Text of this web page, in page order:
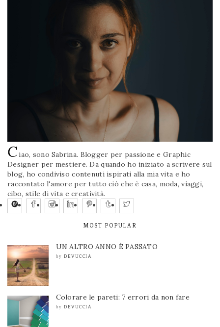
Ciao, sono Sabrina. Blogger per passione e Graphic
Designer per mestiere. Da quando ho iniziato a scrivere sul
blog, ho condiviso contenuti ispirati alla mia vita e ho
raccontato l'amore per tutto ciò che è casa, moda, viaggi,
cibo, stile di vita e creatività.
MOST POPULAR
UN ALTRO ANNO È PASSATO
by DEVUCCIA
Colorare le pareti: 7 errori da non fare
by DEVUCCIA